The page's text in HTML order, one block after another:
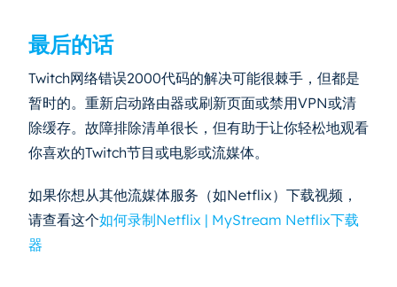
最后的话
Twitch网络错误2000代码的解决可能很棘手，但都是
暂时的。重新启动路由器或刷新页面或禁用VPN或清
除缓存。故障排除清单很长，但有助于让你轻松地观看
你喜欢的Twitch节目或电影或流媒体。
如果你想从其他流媒体服务（如Netflix）下载视频，
请查看这个如何录制Netflix | MyStream Netflix下载
器